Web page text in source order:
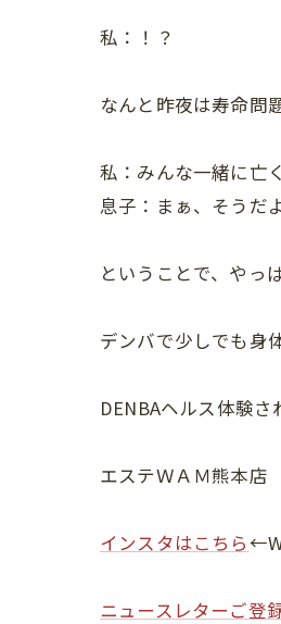
私：！？
なんと昨夜は寿命問
私：みんな一緒に亡
息子：まぁ、そうだ
ということで、やっ
デンバで少しでも身
DENBAヘルス体験
エステＷＡＭ熊本
インスタはこちら
ニュースレターご登